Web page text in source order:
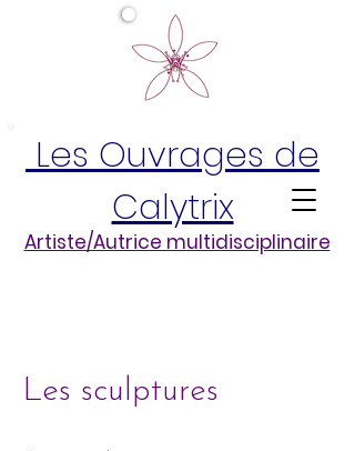
Les Ouvrages de
Calytrix
Artiste/Autrice multidisciplinaire
Les sculptures